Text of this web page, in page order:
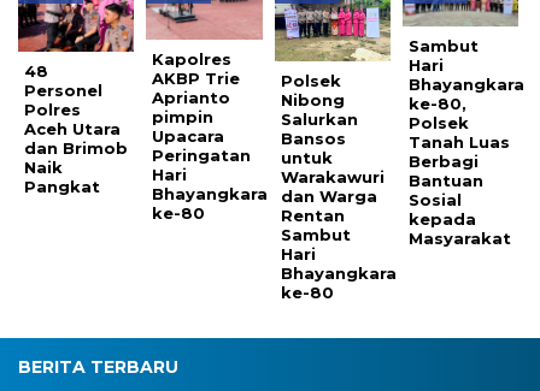
48
Personel
Polres
Aceh Utara
dan Brimob
Naik
Pangkat
Kapolres
AKBP Trie
Aprianto
pimpin
Upacara
Peringatan
Hari
Bhayangkara
ke-80
Polsek
Nibong
Salurkan
Bansos
untuk
Warakawuri
dan Warga
Rentan
Sambut
Hari
Bhayangkara
ke-80
Sambut
Hari
Bhayangkara
ke-80,
Polsek
Tanah Luas
Berbagi
Bantuan
Sosial
kepada
Masyarakat
BERITA TERBARU